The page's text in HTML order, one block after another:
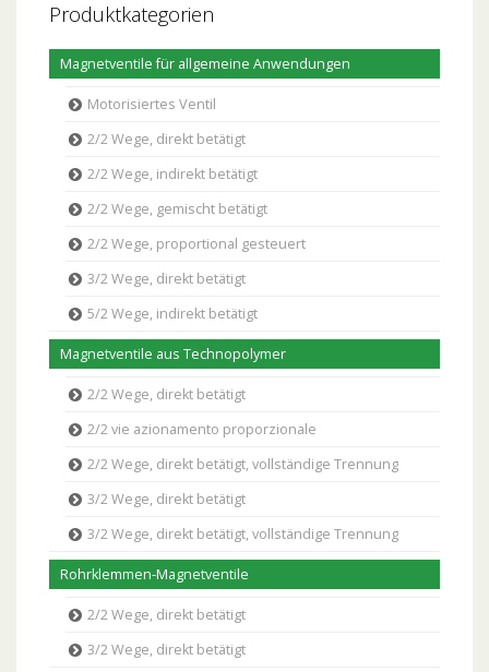
Produktkategorien
Magnetventile für allgemeine Anwendungen
Motorisiertes Ventil
2/2 Wege, direkt betätigt
2/2 Wege, indirekt betätigt
2/2 Wege, gemischt betätigt
2/2 Wege, proportional gesteuert
3/2 Wege, direkt betätigt
5/2 Wege, indirekt betätigt
Magnetventile aus Technopolymer
2/2 Wege, direkt betätigt
2/2 vie azionamento proporzionale
2/2 Wege, direkt betätigt, vollständige Trennung
3/2 Wege, direkt betätigt
3/2 Wege, direkt betätigt, vollständige Trennung
Rohrklemmen-Magnetventile
2/2 Wege, direkt betätigt
3/2 Wege, direkt betätigt